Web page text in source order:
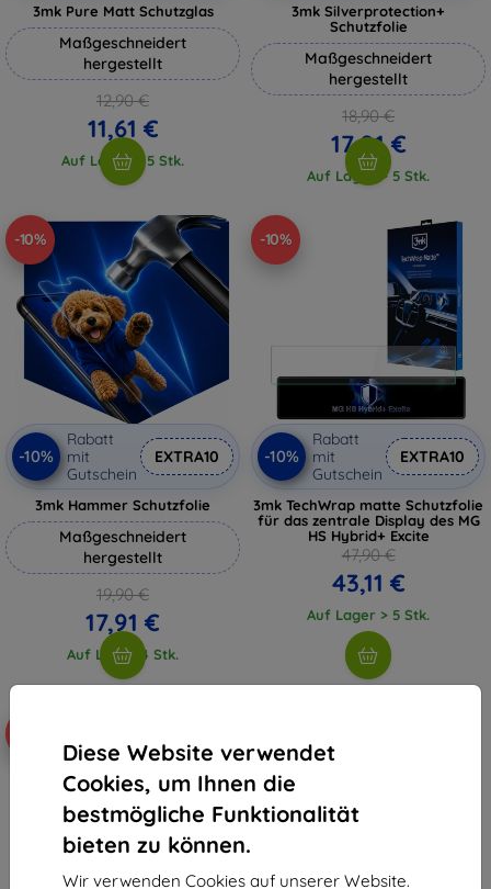
Diese Website verwendet
Cookies, um Ihnen die
bestmögliche Funktionalität
bieten zu können.
Wir verwenden Cookies auf unserer Website.
3mk Pure Matt Schutzglas
Maßgeschneidert
hergestellt
12,90 €
11,61 €
Auf Lager > 5 Stk.
3mk Silverprotection+
Schutzfolie
Maßgeschneidert
hergestellt
18,90 €
17,01 €
Auf Lager > 5 Stk.
-10%
-10%
Rabatt
mit
Gutschein
EXTRA10
3mk Hammer Schutzfolie
Maßgeschneidert
hergestellt
19,90 €
17,91 €
Auf Lager 4 Stk.
-10%
-10%
Rabatt
mit
Gutschein
EXTRA10
3mk TechWrap matte Schutzfolie
für das zentrale Display des MG
HS Hybrid+ Excite
47,90 €
43,11 €
Auf Lager > 5 Stk.